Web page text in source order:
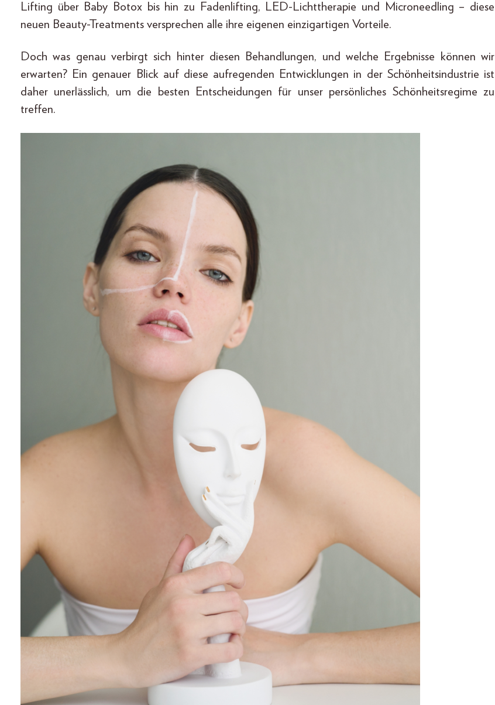
Lifting über Baby Botox bis hin zu Fadenlifting, LED-Lichttherapie und Microneedling – diese
neuen Beauty-Treatments versprechen alle ihre eigenen einzigartigen Vorteile.
Doch was genau verbirgt sich hinter diesen Behandlungen, und welche Ergebnisse können wir
erwarten? Ein genauer Blick auf diese aufregenden Entwicklungen in der Schönheitsindustrie ist
daher unerlässlich, um die besten Entscheidungen für unser persönliches Schönheitsregime zu
treffen.